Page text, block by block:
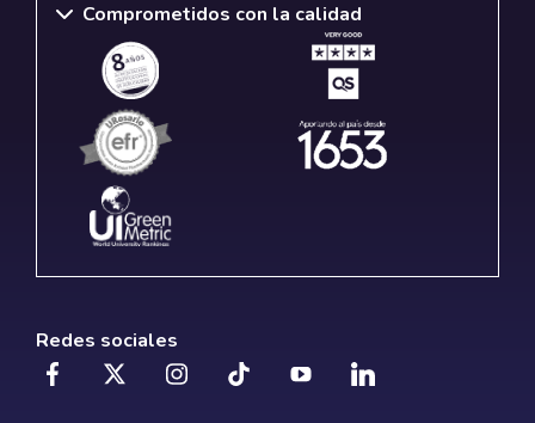
Comprometidos con la calidad
Redes sociales